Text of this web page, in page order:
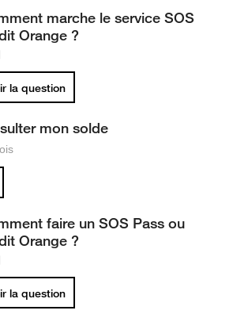
marche le service SOS
Orange ?
la question
mon solde
faire un SOS Pass ou
Orange ?
la question